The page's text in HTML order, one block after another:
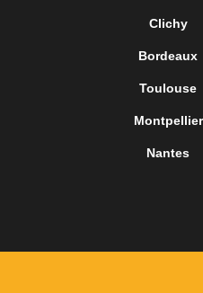
Clichy
Bordeaux
Toulouse
Montpellier
Nantes